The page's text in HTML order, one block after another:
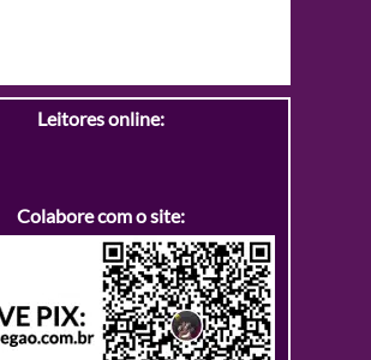
Leitores online:
Colabore com o site: